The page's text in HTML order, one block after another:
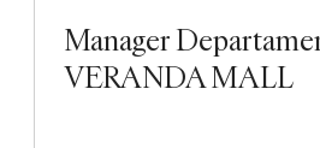
Manager
VERANDA MALL